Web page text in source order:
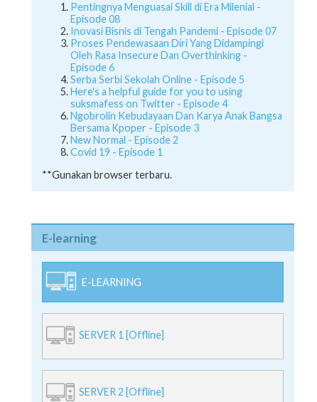
Pentingnya Menguasai Skill di Era Milenial -
Episode 08
Inovasi Bisnis di Tengah Pandemi - Episode 07
Proses Pendewasaan Diri Yang Didampingi
Oleh Rasa Insecure Dan Overthinking -
Episode 6
Serba Serbi Sekolah Online - Episode 5
Here's a helpful guide for you to using
suksmafess on Twitter - Episode 4
Ngobrolin Kebudayaan Dan Karya Anak Bangsa
Bersama Kpoper - Episode 3
New Normal - Episode 2
Covid 19 - Episode 1
**Gunakan browser terbaru.
E-learning
E-LEARNING
SERVER 1 [Offline]
SERVER 2 [Offline]